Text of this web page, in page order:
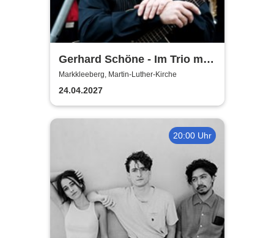
Gerhard Schöne - Im Trio mit
Orgel & Sax: Ich öffne die Tür
weit am Abend
Markkleeberg, Martin-Luther-Kirche
24.04.2027
20:00 Uhr